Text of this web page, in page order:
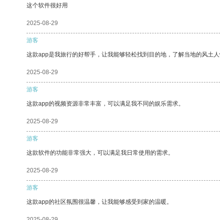
这个软件很好用
2025-08-29
游客
这款app是我旅行的好帮手，让我能够轻松找到目的地，了解当地的风土
2025-08-29
游客
这款app的视频资源非常丰富，可以满足我不同的娱乐需求。
2025-08-29
游客
这款软件的功能非常强大，可以满足我日常使用的需求。
2025-08-29
游客
这款app的社区氛围很温馨，让我能够感受到家的温暖。